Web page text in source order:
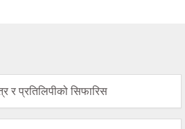
र प्रतिलिपीको सिफारिस